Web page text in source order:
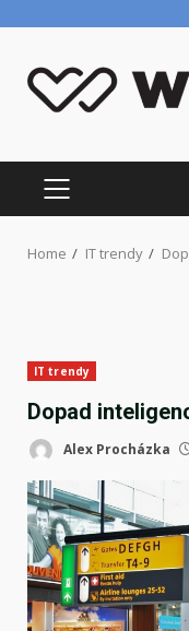
content
PRIMARY
MENU
Home IT trendy
IT trendy
Dopad
Alex Procházka